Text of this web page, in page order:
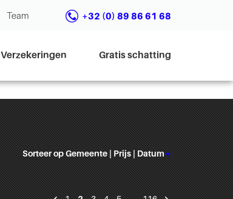
Team +32 (0) 89 86 61 68
Verzekeringen Gratis schatting
Sorteer opGemeente|Prijs|Datum▼